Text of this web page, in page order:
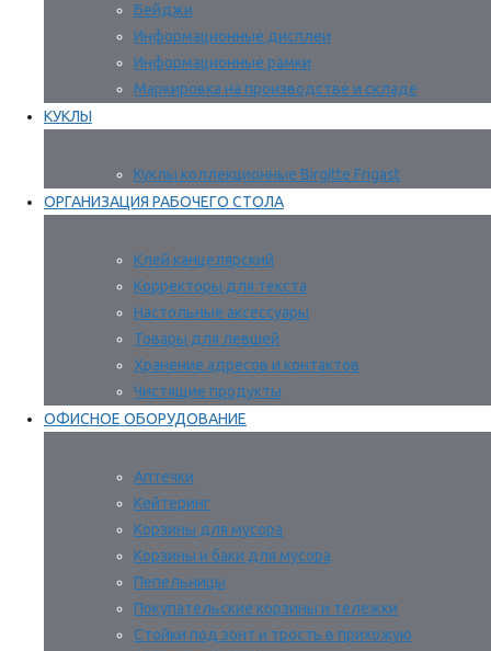
Бейджи
Информационные дисплеи
Информационные рамки
Маркировка на производстве и складе
КУКЛЫ
Куклы коллекционные Birgitte Frigast
ОРГАНИЗАЦИЯ РАБОЧЕГО СТОЛА
Клей канцелярский
Корректоры для текста
Настольные аксессуары
Товары для левшей
Хранение адресов и контактов
Чистящие продукты
ОФИСНОЕ ОБОРУДОВАНИЕ
Аптечки
Кейтеринг
Корзины для мусора
Корзины и баки для мусора
Пепельницы
Покупательские корзины и тележки
Стойки под зонт и трость в прихожую